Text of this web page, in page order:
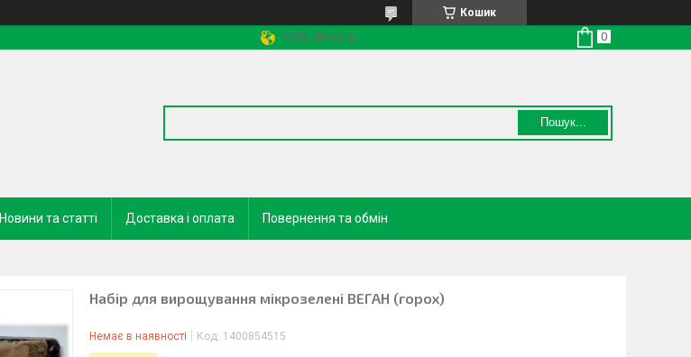
Кошик
Київ, Україна
Пошук...
Новини та статті Доставка і оплата Повернення та обмін
Набір для вирощування мікрозелені ВЕГАН (горох)
Немає в наявності Код: 1400854515